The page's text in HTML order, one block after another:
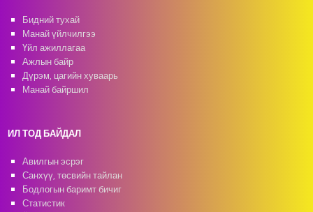
Бидний тухай
Манай үйлчилгээ
Үйл ажиллагаа
Ажлын байр
Дүрэм, цагийн хуваарь
Манай байршил
ИЛ ТОД БАЙДАЛ
Авилгын эсрэг
Санхүү, төсвийн тайлан
Бодлогын баримт бичиг
Статистик